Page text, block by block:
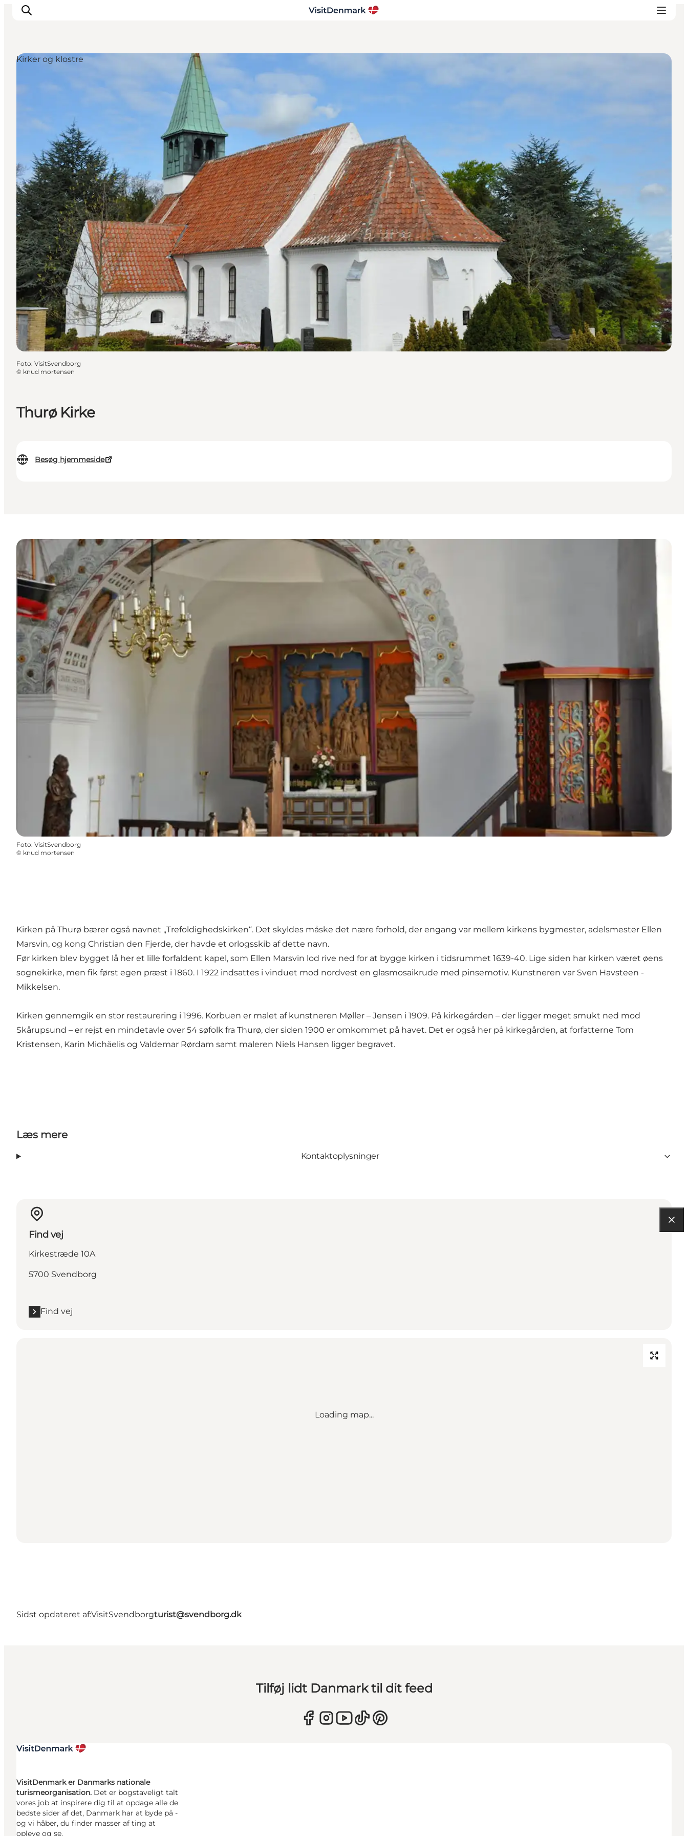
Inspiration
Oplevelser
Overnatning
Planlæg ferien
Thurø Kirke
Besøg hjemmeside
Kirker og klostre
Foto: VisitSvendborg
© knud mortensen
Foto: VisitSvendborg
© knud mortensen
Kirken på Thurø bærer også navnet „Trefoldighedskirken“. Det skyldes måske det nære forhold, der engang var mellem kirkens bygmester, adelsmester Ellen
Marsvin, og kong Christian den Fjerde, der havde et orlogsskib af dette navn.
Før kirken blev bygget lå her et lille forfaldent kapel, som Ellen Marsvin lod rive ned for at bygge kirken i tidsrummet 1639-40. Lige siden har kirken været øens
sognekirke, men fik først egen præst i 1860. I 1922 indsattes i vinduet mod nordvest en glasmosaikrude med pinsemotiv. Kunstneren var Sven Havsteen -
Mikkelsen.
Kirken gennemgik en stor restaurering i 1996. Korbuen er malet af kunstneren Møller – Jensen i 1909. På kirkegården – der ligger meget smukt ned mod
Skårupsund – er rejst en mindetavle over 54 søfolk fra Thurø, der siden 1900 er omkommet på havet. Det er også her på kirkegården, at forfatterne Tom
Kristensen, Karin Michäelis og Valdemar Rørdam samt maleren Niels Hansen ligger begravet.
Læs mere
Kontaktoplysninger
Find vej
Kirkestræde 10A
5700 Svendborg
Find vej
Loading map...
Sidst opdateret af:VisitSvendborgturist@svendborg.dk
Tilføj lidt Danmark til dit feed
VisitDenmark er Danmarks nationale
turismeorganisation. Det er bogstaveligt talt
vores job at inspirere dig til at opdage alle de
bedste sider af det, Danmark har at byde på -
og vi håber, du finder masser af ting at
opleve og se.